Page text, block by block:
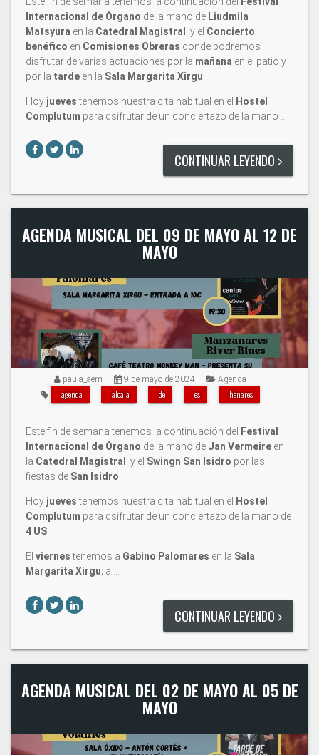
Internacional de Órgano de la mano de Liudmila
Matsyura en la Catedral Magistral , y el Concierto
benéfico en Comisiones Obreras donde podremos
disfrutar de varias actuaciones por la mañana en el patio y
por la tarde en la Sala Margarita Xirgu
Hoy juevestenemos nuestra cita habitual en el Hostel
Complutum para dsifrutar de un conciertazo de la mano …
CONTINUAR LEYENDO
AGENDA MUSICAL DEL 09 DE MAYO AL 12 DE
MAYO
paula_aem 9 de mayo de 2024 Agenda
agenda alcala de es henares
Este fin de semana tenemos la continuación del Festival
Internacional de Órgano de la mano de Jan Vermeire en
la Catedral Magistral , y el Swingn San Isidro por las
fiestas de San Isidro
Hoy juevestenemos nuestra cita habitual en el Hostel
Complutum para dsifrutar de un conciertazo de la mano de
4 US
El viernestenemos a Gabino Palomares en la Sala
Margarita Xirgu; a …
CONTINUAR LEYENDO
AGENDA MUSICAL DEL 02 DE MAYO AL 05 DE
MAYO